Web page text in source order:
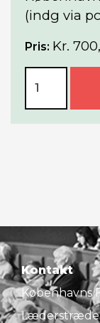
(indg via
Pris: Kr.
Kontakt
Københavns
Læderstræde